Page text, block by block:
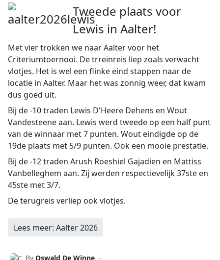
Tweede plaats voor
Lewis in Aalter!
Met vier trokken we naar Aalter voor het
Criteriumtoernooi. De trreinreis liep zoals verwacht
vlotjes. Het is wel een flinke eind stappen naar de
locatie in Aalter. Maar het was zonnig weer, dat kwam
dus goed uit.
Bij de -10 traden Lewis D'Heere Dehens en Wout
Vandesteene aan. Lewis werd tweede op een half punt
van de winnaar met 7 punten. Wout eindigde op de
19de plaats met 5/9 punten. Ook een mooie prestatie.
Bij de -12 traden Arush Roeshiel Gajadien en Mattiss
Vanbelleghem aan. Zij werden respectievelijk 37ste en
45ste met 3/7.
De terugreis verliep ook vlotjes.
Lees meer: Aalter 2026
By Oswald De Winne